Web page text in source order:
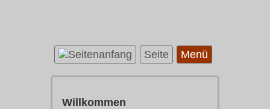
Seite Menü
Willkommen